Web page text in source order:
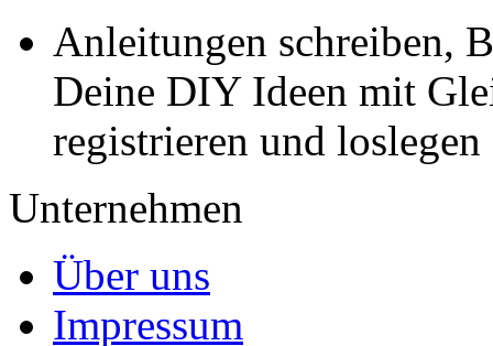
Anleitungen schreiben,
Deine DIY Ideen mit
registrieren und loslegen
Unternehmen
Über uns
Impressum